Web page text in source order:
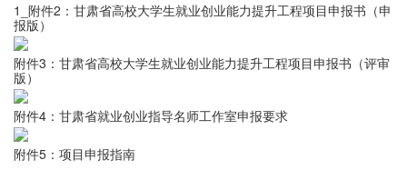
1_附件2：甘肃省高校大学生就业创业能力提升工程项目申报书（申
报版）
附件3：甘肃省高校大学生就业创业能力提升工程项目申报书（评审
版）
附件4：甘肃省就业创业指导名师工作室申报要求
附件5：项目申报指南